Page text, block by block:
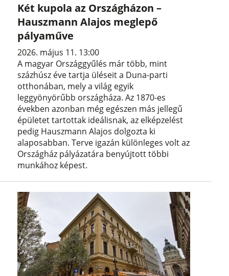
Két kupola az Országházon –
Hauszmann Alajos meglepő
pályaműve
2026. május 11. 13:00
A magyar Országgyűlés már több, mint
százhúsz éve tartja üléseit a Duna-parti
otthonában, mely a világ egyik
leggyönyörűbb országháza. Az 1870-es
években azonban még egészen más jellegű
épületet tartottak ideálisnak, az elképzelést
pedig Hauszmann Alajos dolgozta ki
alaposabban. Terve igazán különleges volt az
Országház pályázatára benyújtott többi
munkához képest.